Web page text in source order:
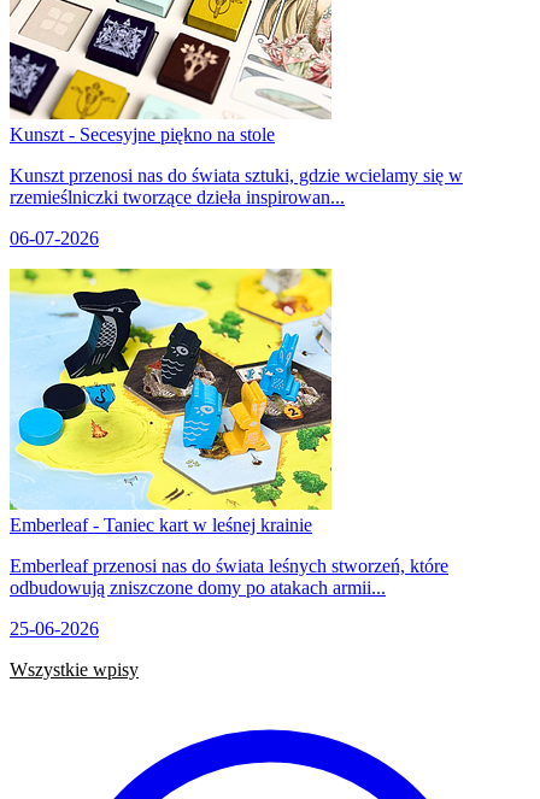
Kunszt - Secesyjne piękno na stole
Kunszt przenosi nas do świata sztuki, gdzie wcielamy się w
rzemieślniczki tworzące dzieła inspirowan...
06-07-2026
Emberleaf - Taniec kart w leśnej krainie
Emberleaf przenosi nas do świata leśnych stworzeń, które
odbudowują zniszczone domy po atakach armii...
25-06-2026
Wszystkie wpisy